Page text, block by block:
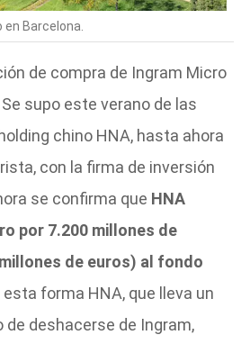
Barcelona.
de compra de Ingram Micro
supo este verano de las
chino HNA, hasta ahora
con la firma de inversión
se confirma que HNA
por 7.200 millones de
de euros) al fondo
esta forma HNA, que lleva un
de deshacerse de Ingram,